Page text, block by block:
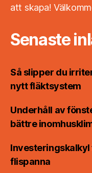
att skapa!
Senaste
Så slipper du
nytt fläktsystem
Underhåll av
bättre
flispanna